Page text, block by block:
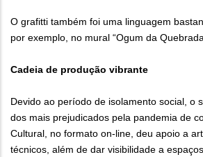
O grafitti também foi uma linguagem
por exemplo, no mural “Ogum da
Cadeia de produção vibrante
Devido ao período de isolamento social, o
dos mais prejudicados pela pandemia de
Cultural, no formato on-line, deu apoio a
técnicos, além de dar visibilidade a